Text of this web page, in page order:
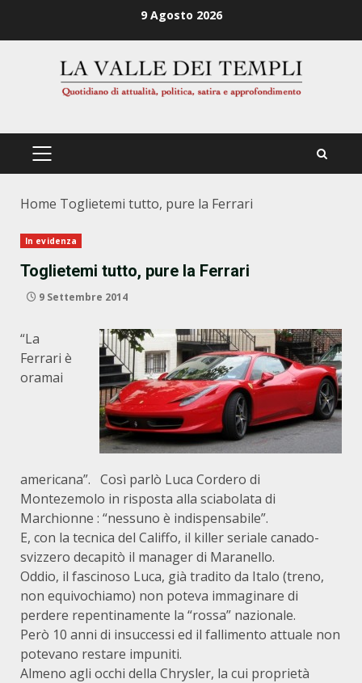
9 Agosto 2026
PRIMÄRES
Home Toglietemi tutto, pure la Ferrari
In evidenza
Toglietemi tutto, pure la Ferrari
9 Settembre 2014
“La
Ferrari è
oramai
americana”. Così parlò Luca Cordero di
Montezemolo in risposta alla sciabolata di
Marchionne : “nessuno è indispensabile”.
E, con la tecnica del Califfo, il killer seriale canado-
svizzero decapitò il manager di Maranello.
Oddio, il fascinoso Luca, già tradito da Italo (treno,
non equivochiamo) non poteva immaginare di
perdere repentinamente la “rossa” nazionale.
Però 10 anni di insuccessi ed il fallimento attuale non
potevano restare impuniti.
Almeno agli occhi della Chrysler, la cui proprietà